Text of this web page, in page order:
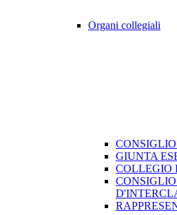
Organi collegiali
GIUNTA
COLLEGIO